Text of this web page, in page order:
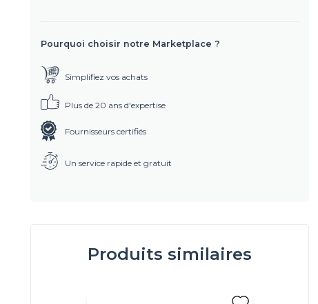
Pourquoi choisir notre Marketplace ?
Simplifiez vos achats
Plus de 20 ans d'expertise
Fournisseurs certifiés
Un service rapide et gratuit
Produits similaires